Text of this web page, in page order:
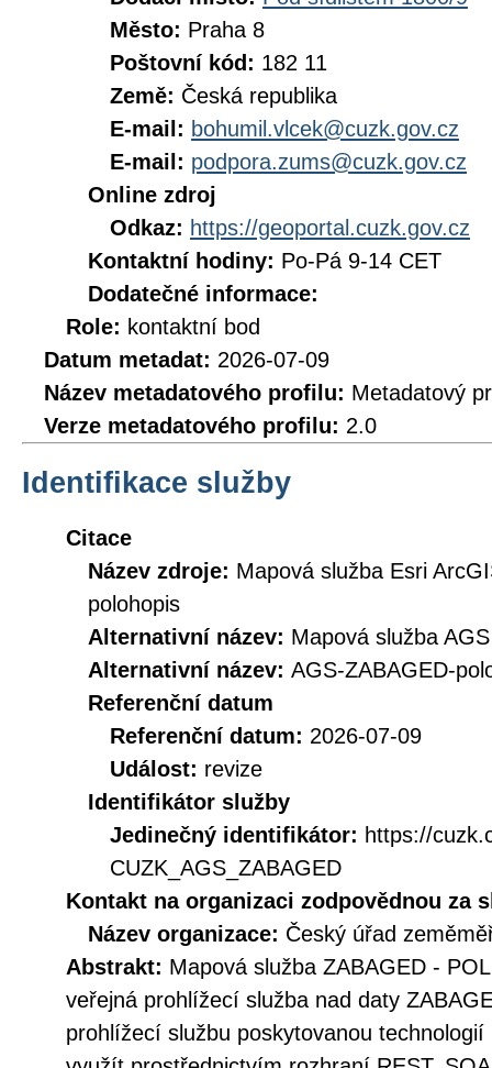
Město: Praha 8
Poštovní kód: 182 11
Země: Česká republika
E-mail: bohumil.vlcek@cuzk.gov.cz
E-mail: podpora.zums@cuzk.gov.cz
Online zdroj
Odkaz: https://geoportal.cuzk.gov.cz
Kontaktní hodiny: Po-Pá 9-14 CET
Dodatečné informace:
Role: kontaktní bod
Datum metadat: 2026-07-09
Název metadatového profilu: Metadatový
Verze metadatového profilu: 2.0
Identifikace služby
Citace
Název zdroje: Mapová služba Esri
polohopis
Alternativní název: Mapová služba
Alternativní název: AGS-ZABAGED-
Referenční datum
Referenční datum: 2026-07-09
Událost: revize
Identifikátor služby
Jedinečný identifikátor: https://
CUZK_AGS_ZABAGED
Kontakt na organizaci zodpovědnou za
Název organizace: Český úřad
Abstrakt: Mapová služba ZABAGED -
veřejná prohlížecí služba nad daty
prohlížecí službu poskytovanou